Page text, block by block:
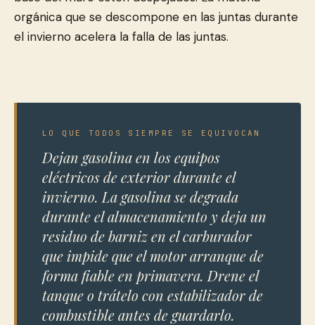
orgánica que se descompone en las juntas durante
el invierno acelera la falla de las juntas.
LO QUE TODOS SIEMPRE SE EQUIVOCAN
Dejan gasolina en los equipos
eléctricos de exterior durante el
invierno. La gasolina se degrada
durante el almacenamiento y deja un
residuo de barniz en el carburador
que impide que el motor arranque de
forma fiable en primavera. Drene el
tanque o trátelo con estabilizador de
combustible antes de guardarlo.